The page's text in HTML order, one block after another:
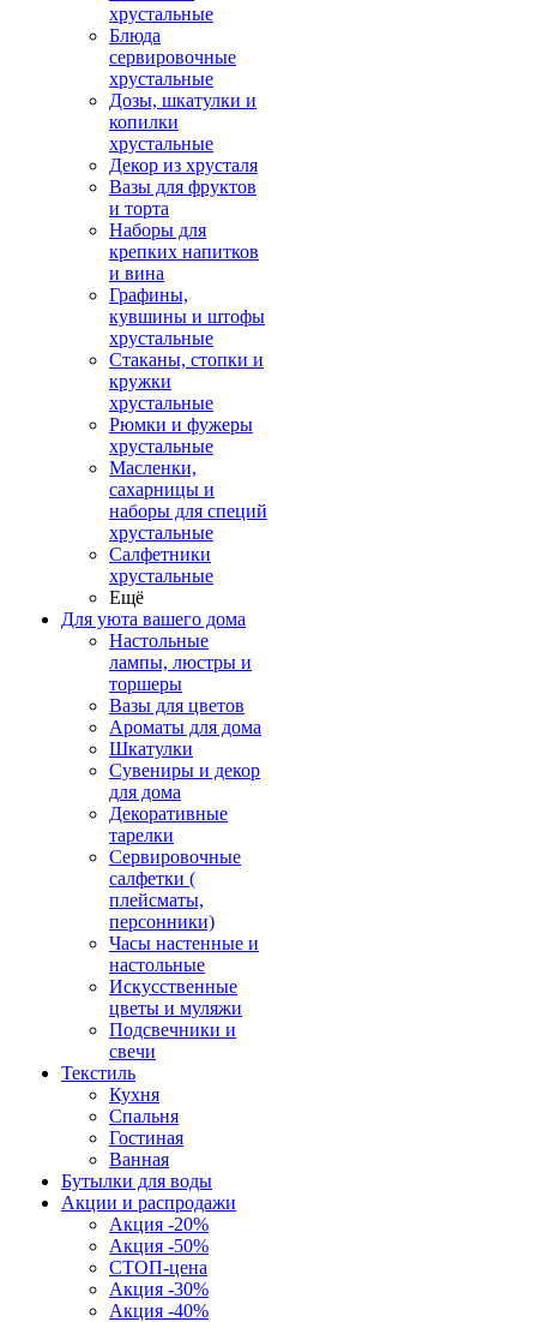
хрустальные
Блюда
сервировочные
хрустальные
Дозы, шкатулки и
копилки
хрустальные
Декор из хрусталя
Вазы для фруктов
и торта
Наборы для
крепких напитков
и вина
Графины,
кувшины и штофы
хрустальные
Стаканы, стопки и
кружки
хрустальные
Рюмки и фужеры
хрустальные
Масленки,
сахарницы и
наборы для специй
хрустальные
Салфетники
хрустальные
Ещё
Для уюта вашего дома
Настольные
лампы, люстры и
торшеры
Вазы для цветов
Ароматы для дома
Шкатулки
Сувениры и декор
для дома
Декоративные
тарелки
Сервировочные
салфетки (
плейсматы,
персонники)
Часы настенные и
настольные
Искусственные
цветы и муляжи
Подсвечники и
свечи
Текстиль
Кухня
Спальня
Гостиная
Ванная
Бутылки для воды
Акции и распродажи
Акция -20%
Акция -50%
СТОП-цена
Акция -30%
Акция -40%